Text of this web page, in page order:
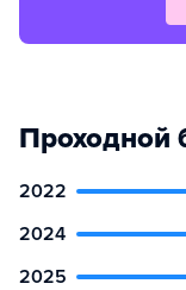
Проходной
2022
2024
2025